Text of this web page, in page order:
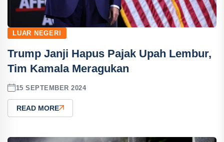
LUAR NEGERI
Trump Janji Hapus Pajak Upah Lembur,
Tim Kamala Meragukan
15 SEPTEMBER 2024
READ MORE